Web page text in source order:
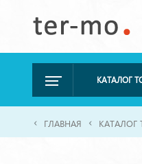
КАТАЛОГ
ГЛАВНАЯ КАТАЛОГ